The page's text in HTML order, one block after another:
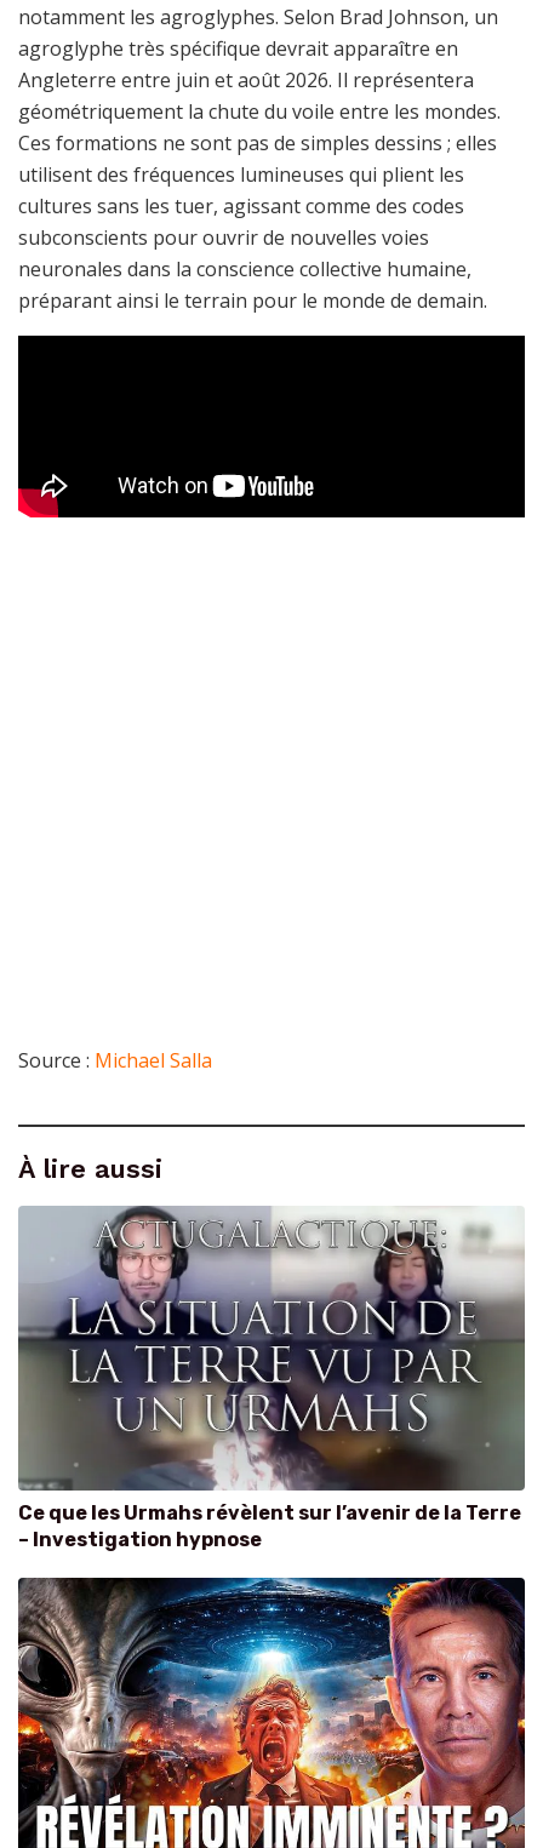
notamment les agroglyphes. Selon Brad Johnson, un
agroglyphe très spécifique devrait apparaître en
Angleterre entre juin et août 2026. Il représentera
géométriquement la chute du voile entre les mondes.
Ces formations ne sont pas de simples dessins ; elles
utilisent des fréquences lumineuses qui plient les
cultures sans les tuer, agissant comme des codes
subconscients pour ouvrir de nouvelles voies
neuronales dans la conscience collective humaine,
préparant ainsi le terrain pour le monde de demain.
Source : Michael Salla
À lire aussi
Ce que les Urmahs révèlent sur l’avenir de la Terre
– Investigation hypnose